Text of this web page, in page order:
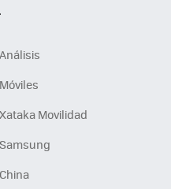
Análisis
Móviles
Xataka Movilidad
Samsung
China